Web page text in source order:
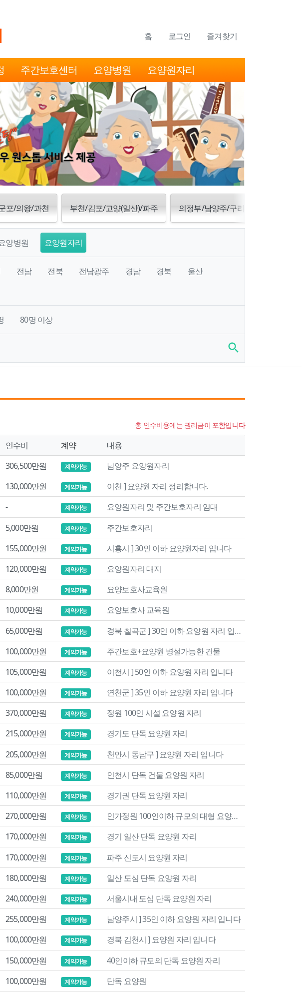
홈 로그인 즐겨찾기
주간보호센터 요양병원 요양원자리
포/의왕/과천 부천/김포/고양(일산)/파주 의정부/남양주/구리/양주/동두천/포
양병원 요양원자리
전남 전북 전남광주 경남 경북
울산
80명 이상
search
총 인수비용에는 권리금이 포함입니다
인수비 계약
내용
306,500만원 계약가능
남양주 요양원자리
130,000만원 계약가능
이천 ] 요양원 자리 정리합니다.
- 계약가능
요양원자리 및 주간보호자리 임대
5,000만원 계약가능
주간보호자리
155,000만원 계약가능
시흥시 ] 30인 이하 요양원자리 입니다
120,000만원 계약가능
요양원자리 대지
8,000만원 계약가능
요양보호사교육원
10,000만원 계약가능
요양보호사 교육원
65,000만원 계약가능
경북 칠곡군 ] 30인 이하 요양원 자리 입니다
100,000만원 계약가능
주간보호+요양원 병설가능한 건물
105,000만원 계약가능
이천시 ] 50인 이하 요양원 자리 입니다
100,000만원 계약가능
연천군 ] 35인 이하 요양원 자리 입니다
370,000만원 계약가능
정원 100인 시설 요양원 자리
215,000만원 계약가능
경기도 단독 요양원 자리
205,000만원 계약가능
천안시 동남구 ] 요양원 자리 입니다
85,000만원 계약가능
인천시 단독 건물 요양원 자리
110,000만원 계약가능
경기권 단독 요양원 자리
270,000만원 계약가능
인가정원 100인이하 규모의 대형 요양원 자리
170,000만원 계약가능
경기 일산 단독 요양원 자리
170,000만원 계약가능
파주 신도시 요양원 자리
180,000만원 계약가능
일산 도심 단독 요양원 자리
240,000만원 계약가능
서울시내 도심 단독 요양원 자리
255,000만원 계약가능
남양주시 ] 35인 이하 요양원 자리 입니다
100,000만원 계약가능
경북 김천시 ] 요양원 자리 입니다
150,000만원 계약가능
40인이하 규모의 단독 요양원 자리
100,000만원 계약가능
단독 요양원